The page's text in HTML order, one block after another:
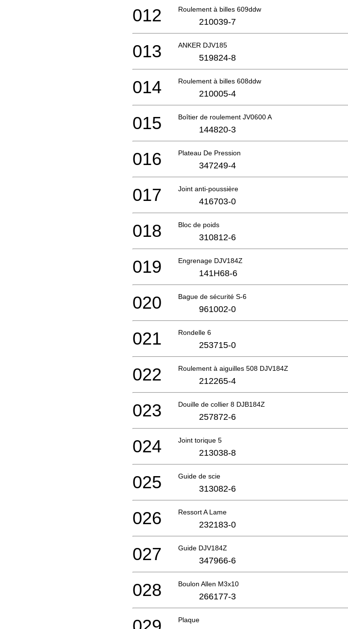
Roulement à billes 609ddw
012 210039-7
ANKER DJV185
013 519824-8
Roulement à billes 608ddw
014 210005-4
Boîtier de roulement JV0600 A
015 144820-3
Plateau De Pression
016 347249-4
Joint anti-poussière
017 416703-0
Bloc de poids
018 310812-6
Engrenage DJV184Z
019 141H68-6
Bague de sécurité S-6
020 961002-0
Rondelle 6
021 253715-0
Roulement à aiguilles 508 DJV184Z
022 212265-4
Douille de collier 8 DJB184Z
023 257872-6
Joint torique 5
024 213038-8
Guide de scie
025 313082-6
Ressort A Lame
026 232183-0
Guide DJV184Z
027 347966-6
Boulon Allen M3x10
028 266177-3
Plaque